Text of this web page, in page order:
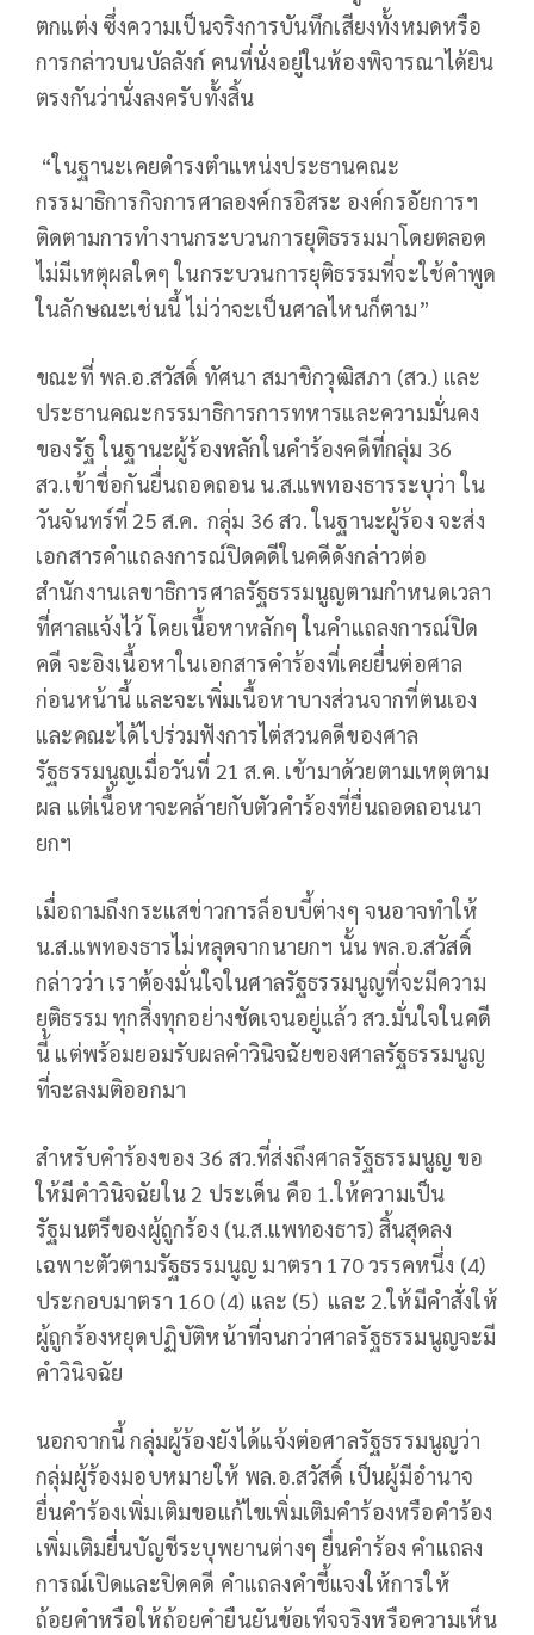
ตกแต่ง ซึ่งความเป็นจริงการบันทึกเสียงทั้งหมดหรือ
การกล่าวบนบัลลังก์ คนที่นั่งอยู่ในห้องพิจารณาได้ยิน
ตรงกันว่านั่งลงครับทั้งสิ้น
“ในฐานะเคยดำรงตำแหน่งประธานคณะ
กรรมาธิการกิจการศาลองค์กรอิสระ องค์กรอัยการฯ
ติดตามการทำงานกระบวนการยุติธรรมมาโดยตลอด
ไม่มีเหตุผลใดๆ ในกระบวนการยุติธรรมที่จะใช้คำพูด
ในลักษณะเช่นนี้ ไม่ว่าจะเป็นศาลไหนก็ตาม”
ขณะที่ พล.อ.สวัสดิ์ ทัศนา สมาชิกวุฒิสภา (สว.) และ
ประธานคณะกรรมาธิการการทหารและความมั่นคง
ของรัฐ ในฐานะผู้ร้องหลักในคำร้องคดีที่กลุ่ม 36
สว.เข้าชื่อกันยื่นถอดถอน น.ส.แพทองธารระบุว่า ใน
วันจันทร์ที่ 25 ส.ค. กลุ่ม 36 สว. ในฐานะผู้ร้อง จะส่ง
เอกสารคำแถลงการณ์ปิดคดีในคดีดังกล่าวต่อ
สำนักงานเลขาธิการศาลรัฐธรรมนูญตามกำหนดเวลา
ที่ศาลแจ้งไว้ โดยเนื้อหาหลักๆ ในคำแถลงการณ์ปิด
คดี จะอิงเนื้อหาในเอกสารคำร้องที่เคยยื่นต่อศาล
ก่อนหน้านี้ และจะเพิ่มเนื้อหาบางส่วนจากที่ตนเอง
และคณะได้ไปร่วมฟังการไต่สวนคดีของศาล
รัฐธรรมนูญเมื่อวันที่ 21 ส.ค. เข้ามาด้วยตามเหตุตาม
ผล แต่เนื้อหาจะคล้ายกับตัวคำร้องที่ยื่นถอดถอนนา
ยกฯ
เมื่อถามถึงกระแสข่าวการล็อบบี้ต่างๆ จนอาจทำให้
น.ส.แพทองธารไม่หลุดจากนายกฯ นั้น พล.อ.สวัสดิ์
กล่าวว่า เราต้องมั่นใจในศาลรัฐธรรมนูญที่จะมีความ
ยุติธรรม ทุกสิ่งทุกอย่างชัดเจนอยู่แล้ว สว.มั่นใจในคดี
นี้ แต่พร้อมยอมรับผลคำวินิจฉัยของศาลรัฐธรรมนูญ
ที่จะลงมติออกมา
สำหรับคำร้องของ 36 สว.ที่ส่งถึงศาลรัฐธรรมนูญ ขอ
ให้มีคำวินิจฉัยใน 2 ประเด็น คือ 1.ให้ความเป็น
รัฐมนตรีของผู้ถูกร้อง (น.ส.แพทองธาร) สิ้นสุดลง
เฉพาะตัวตามรัฐธรรมนูญ มาตรา 170 วรรคหนึ่ง (4)
ประกอบมาตรา 160 (4) และ (5) และ 2.ให้มีคำสั่งให้
ผู้ถูกร้องหยุดปฏิบัติหน้าที่จนกว่าศาลรัฐธรรมนูญจะมี
คำวินิจฉัย
นอกจากนี้ กลุ่มผู้ร้องยังได้แจ้งต่อศาลรัฐธรรมนูญว่า
กลุ่มผู้ร้องมอบหมายให้ พล.อ.สวัสดิ์ เป็นผู้มีอำนาจ
ยื่นคำร้องเพิ่มเติมขอแก้ไขเพิ่มเติมคำร้องหรือคำร้อง
เพิ่มเติมยื่นบัญชีระบุพยานต่างๆ ยื่นคำร้อง คำแถลง
การณ์เปิดและปิดคดี คำแถลงคำชี้แจงให้การให้
ถ้อยคำหรือให้ถ้อยคำยืนยันข้อเท็จจริงหรือความเห็น